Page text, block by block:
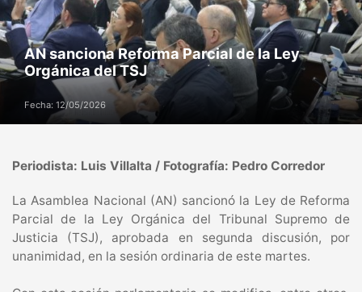
AN sanciona Reforma Parcial de la Ley
Orgánica del TSJ
Fecha: 12/05/2026
Periodista: Luis Villalta / Fotografía: Pedro Corredor
‎La Asamblea Nacional (AN) sancionó la Ley de Reforma
Parcial de la Ley Orgánica del Tribunal Supremo de
Justicia (TSJ), aprobada en segunda discusión, por
unanimidad, en la sesión ordinaria de este martes.